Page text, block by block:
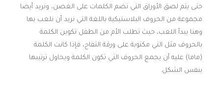
حتى يتم لصق الأوراق التي تضم الكلمات على الغصن، ونريد أيضا
مجموعة من الحروف البلاستيكية باللغة التي نريد أن نلعب بها
وهنا يبدأ اللعب، حيث تطلب الأم من الطفل تكوين الكلمة
بالحروف مثل التي مكتوبة على ورقة التفاح، فإذا كانت الكلمة
(ماما) عليه أن يجمع الحروف التي تكون الكلمة ويحاول ترتيبها
بنفس الشكل.